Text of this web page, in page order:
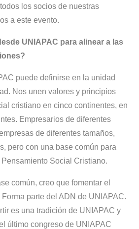
los socios de nuestras
a este evento.
UNIAPAC para alinear a las
puede definirse en la unidad
Nos unen valores y principios
cristiano en cinco continentes, en
Empresarios de diferentes
de diferentes tamaños,
pero con una base común para
Social Cristiano.
común, creo que fomentar el
parte del ADN de UNIAPAC.
es una tradición de UNIAPAC y
último congreso de UNIAPAC